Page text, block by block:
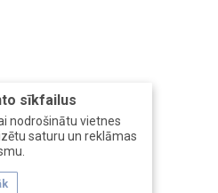
sīkfailus
nodrošinātu vietnes
saturu un reklāmas